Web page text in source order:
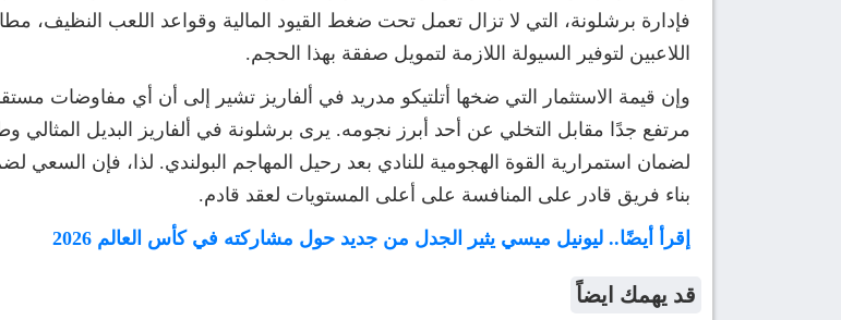
فإدارة برشلونة، التي لا تزال تعمل تحت ضغط القيود المالية وقواعد اللعب النظيف،
اللاعبين لتوفير السيولة اللازمة لتمويل صفقة بهذا الحجم.
وإن قيمة الاستثمار التي ضخها أتلتيكو مدريد في ألفاريز تشير إلى أن أي مفاوضات
مرتفع جدًا مقابل التخلي عن أحد أبرز نجومه. يرى برشلونة في ألفاريز البديل المثالي
لضمان استمرارية القوة الهجومية للنادي بعد رحيل المهاجم البولندي. لذا، فإن
بناء فريق قادر على المنافسة على أعلى المستويات لعقد قادم.
إقرأ أيضًا.. ليونيل ميسي يثير الجدل من جديد حول مشاركته في كأس العالم 2026
قد يهمك ايضاً